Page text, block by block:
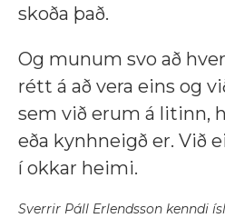
skoða það.
Og munum svo að
rétt á að vera eins og
sem við erum á litinn,
eða kynhneigð er. Við
í okkar heimi.
Sverrir Páll Erlendsson kenndi